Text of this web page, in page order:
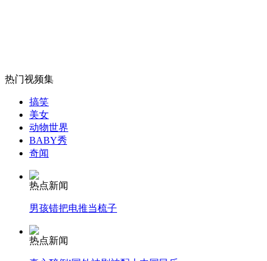
外交部：有关国家言论片面不公正
安徽一实载49人客车翻车
走！跟着总书记去植树
热门视频集
搞笑
美女
动物世界
BABY秀
奇闻
热点新闻
男孩错把电推当梳子
热点新闻